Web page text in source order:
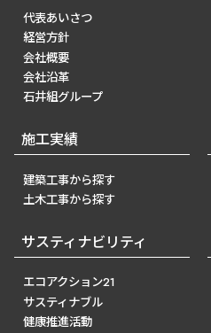
代表あいさつ
経営方針
会社概要
会社沿革
石井組グループ
施工実績
建築工事から探す
土木工事から探す
サスティナビリティ
エコアクション21
サスティナブル
健康推進活動